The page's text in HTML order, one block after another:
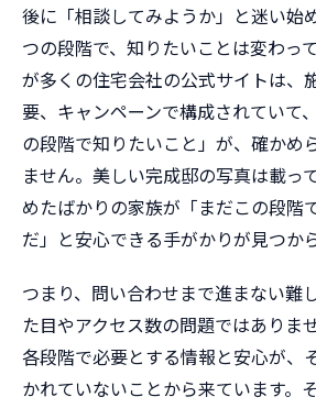
後に「相談してみようか」と迷い始
つの段階で、知りたいことは変わっ
が多くの住宅会社の公式サイトは、
要、キャンペーンで構成されていて
の段階で知りたいこと」が、確かめ
ません。美しい完成邸の写真は載っ
めたばかりの家族が「まだこの段階
だ」と安心できる手がかりが見つか
つまり、問い合わせまで進まない難
た目やアクセス数の問題ではありま
各段階で必要とする情報と安心が、
かれていないことから来ています。